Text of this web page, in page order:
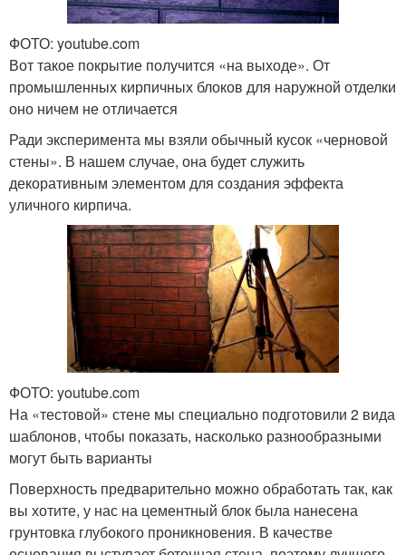
ФОТО: youtube.com
Вот такое покрытие получится «на выходе». От
промышленных кирпичных блоков для наружной отделки
оно ничем не отличается
Ради эксперимента мы взяли обычный кусок «черновой
стены». В нашем случае, она будет служить
декоративным элементом для создания эффекта
уличного кирпича.
ФОТО: youtube.com
На «тестовой» стене мы специально подготовили 2 вида
шаблонов, чтобы показать, насколько разнообразными
могут быть варианты
Поверхность предварительно можно обработать так, как
вы хотите, у нас на цементный блок была нанесена
грунтовка глубокого проникновения. В качестве